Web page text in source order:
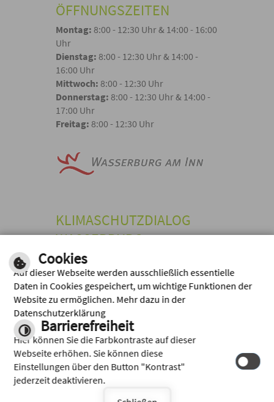
ÖFFNUNGSZEITEN
Montag: 8:00 - 12:30 Uhr & 14:00 - 16:00
Uhr
Dienstag: 8:00 - 12:30 Uhr & 14:00 -
16:00 Uhr
Mittwoch: 8:00 - 12:30 Uhr
Donnerstag: 8:00 - 12:30 Uhr & 14:00 -
17:00 Uhr
Freitag: 8:00 - 12:30 Uhr
KLIMASCHUTZDIALOG
WASSERBURG
Stadt Wasserburg a. Inn,
Marienplatz 2, 83512 Wasserburg a.
Inn
TEL: +49 8071
105-91
E-MAIL
Inhalt|Impressum| Hilfe
Datenschutz
Cookies
Auf dieser Webseite werden ausschließlich essentielle
Daten in Cookies gespeichert, um wichtige Funktionen der
Website zu ermöglichen. Mehr dazu in der
Datenschutzerklärung
Barrierefreiheit
Hier können Sie die Farbkontraste auf dieser
Webseite erhöhen. Sie können diese
Einstellungen über den Button "Kontrast"
jederzeit deaktivieren.